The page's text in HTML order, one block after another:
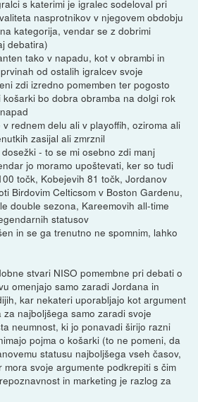
s katerimi je igralec sodeloval pri
nasprotnikov v njegovem obdobju
kategorija, vendar se z dobrimi
debatira)
tako v napadu, kot v obrambi in
od ostalih igralcev svoje
zdi izredno pomemben ter pogosto
bo dobra obramba na dolgi rok
rednem delu ali v playoffih, oziroma ali
zasijal ali zmrznil
- to se mi osebno zdi manj
jo moramo upoštevati, ker so tudi
točk, Kobejevih 81 točk, Jordanov
Birdovim Celticsom v Boston Gardenu,
double sezona, Kareemovih all-time
statusov
in se ga trenutno ne spomnim, lahko
stvari NISO pomembne pri debati o
omenjajo samo zaradi Jordana in
kar nekateri uporabljajo kot argument
najboljšega samo zaradi svoje
neumnost, ki jo ponavadi širijo razni
pojma o košarki (to ne pomeni, da
statusu najboljšega vseh časov,
svoje argumente podkrepiti s čim
in marketing je razlog za